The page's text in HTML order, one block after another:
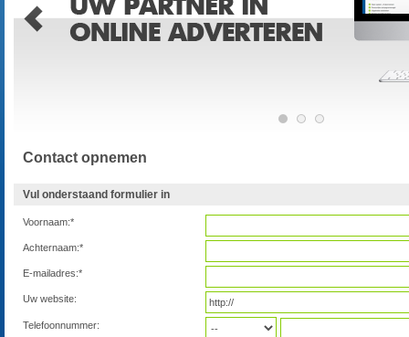
Contact opnemen
Vul onderstaand formulier in
Voornaam:*
Achternaam:*
E-mailadres:*
Uw website:
Telefoonnummer: